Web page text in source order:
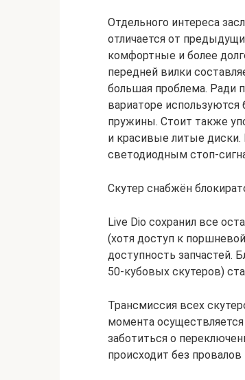
Отдельного интереса
отличается от
комфортные и более
передней вилки
большая проблема. Ради
вариаторе используются
пружины. Стоит также
и красивые литые диски.
светодиодным стоп-
Скутер снабжён
Live Dio сохранил все
(хотя доступ к
доступность запчастей.
50-кубовых скутеров)
Трансмиссия всех
момента
заботиться о
происходит без